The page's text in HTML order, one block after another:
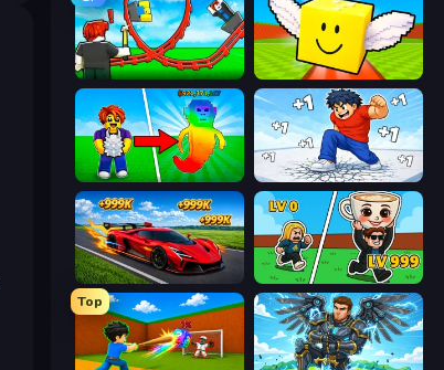
Build a Rollercoaster: Simulator Lucky Brainrot Blocks Online
Collect Brainrot Egg Break a Skyscraper
Brainrot Arena Online
Top